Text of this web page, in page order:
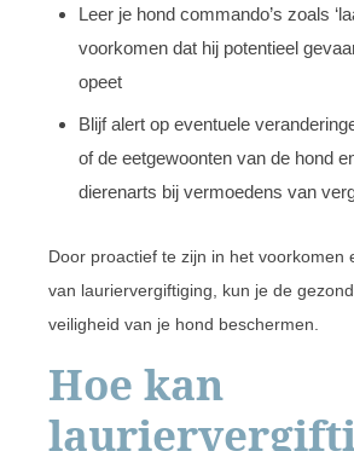
Leer je hond commando’s zoals
voorkomen dat hij potentieel
opeet
Blijf alert op eventuele
of de eetgewoonten van de hond
dierenarts bij vermoedens van
Door proactief te zijn in het voorkomen
van lauriervergiftiging, kun je de
veiligheid van je hond beschermen.
Hoe kan